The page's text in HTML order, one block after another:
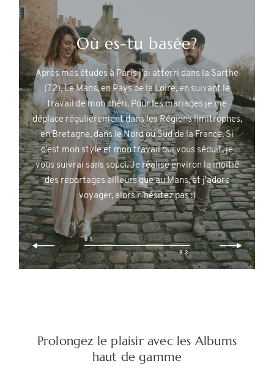
a un
une
peut
date,
Où es-tu basée?
Après mes études à Paris j'ai atterri dans la Sarthe
(72), Le Mans, en Pays de la Loire, en suivant le
travail de mon chéri. Pour les mariages je me
déplace régulièrement dans les Régions limitrophes,
en Bretagne, dans le Nord ou Sud de la France. Si
c'est mon style et mon travail qui vous séduit, je
vous suivrai sans souci. Je réalise environ la moitié
des reportages ailleurs que au Mans, et j'adore
voyager, alors n’hésitez pas :)
lire !
qui est
un
01
03
Prolongez le plaisir avec les Albums
haut de gamme